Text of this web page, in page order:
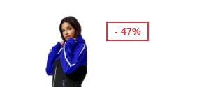
- 47%